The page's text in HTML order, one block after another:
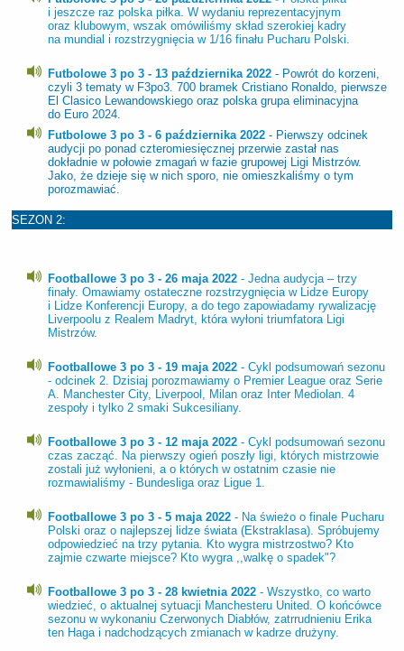
i jeszcze raz polska piłka. W wydaniu reprezentacyjnym
oraz klubowym, wszak omówiliśmy skład szerokiej kadry
na mundial i rozstrzygnięcia w 1/16 finału Pucharu Polski.
Futbolowe 3 po 3 - 13 października 2022 - Powrót do korzeni,
czyli 3 tematy w F3po3. 700 bramek Cristiano Ronaldo, pierwsze
El Clasico Lewandowskiego oraz polska grupa eliminacyjna
do Euro 2024.
Futbolowe 3 po 3 - 6 października 2022 - Pierwszy odcinek
audycji po ponad czteromiesięcznej przerwie zastał nas
dokładnie w połowie zmagań w fazie grupowej Ligi Mistrzów.
Jako, że dzieje się w nich sporo, nie omieszkaliśmy o tym
porozmawiać.
SEZON 2:
Footballowe 3 po 3 - 26 maja 2022 - Jedna audycja – trzy
finały. Omawiamy ostateczne rozstrzygnięcia w Lidze Europy
i Lidze Konferencji Europy, a do tego zapowiadamy rywalizację
Liverpoolu z Realem Madryt, która wyłoni triumfatora Ligi
Mistrzów.
Footballowe 3 po 3 - 19 maja 2022 - Cykl podsumowań sezonu
- odcinek 2. Dzisiaj porozmawiamy o Premier League oraz Serie
A. Manchester City, Liverpool, Milan oraz Inter Mediolan. 4
zespoły i tylko 2 smaki Sukcesiliany.
Footballowe 3 po 3 - 12 maja 2022 - Cykl podsumowań sezonu
czas zacząć. Na pierwszy ogień poszły ligi, których mistrzowie
zostali już wyłonieni, a o których w ostatnim czasie nie
rozmawialiśmy - Bundesliga oraz Ligue 1.
Footballowe 3 po 3 - 5 maja 2022 - Na świeżo o finale Pucharu
Polski oraz o najlepszej lidze świata (Ekstraklasa). Spróbujemy
odpowiedzieć na trzy pytania. Kto wygra mistrzostwo? Kto
zajmie czwarte miejsce? Kto wygra ,,walkę o spadek"?
Footballowe 3 po 3 - 28 kwietnia 2022 - Wszystko, co warto
wiedzieć, o aktualnej sytuacji Manchesteru United. O końcówce
sezonu w wykonaniu Czerwonych Diabłów, zatrrudnieniu Erika
ten Haga i nadchodzących zmianach w kadrze drużyny.